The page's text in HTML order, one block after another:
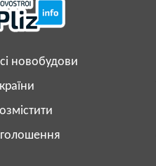
новобудови